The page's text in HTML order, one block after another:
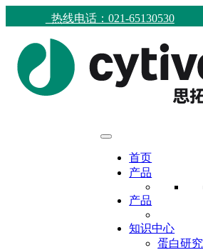
热线电话：021-65130530
首页
产品
产品
知识中心
蛋白研究